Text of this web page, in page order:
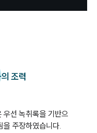
조력
우선 녹취록을 기반으
을 주장하였습니다.